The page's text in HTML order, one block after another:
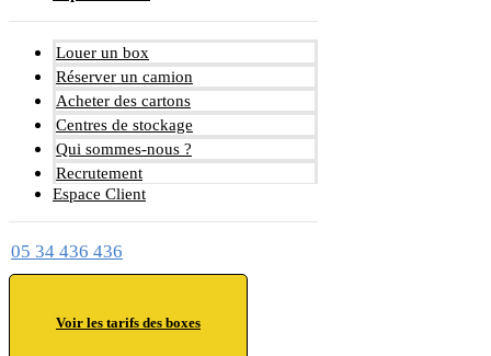
Louer un box
Réserver un camion
Acheter des cartons
Centres de stockage
Qui sommes-nous ?
Recrutement
Espace Client
05 34 436 436
Voir les tarifs des boxes